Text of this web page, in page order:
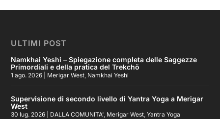
ULTIMI POST
Namkhai Yeshi – Spiegazione completa delle Saggezze
Primordiali e della pratica del Trekchö
1 ago. 2026 Merigar West, Namkhai Yeshi
Supervisione di secondo livello di Yantra Yoga a Merigar
West
30 lug. 2026 DALLA COMUNITA', Merigar West,Yantra Yoga